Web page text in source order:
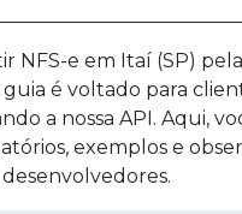
NFS-e em Itaí (SP)
guia é voltado para
a nossa API. Aqui,
exemplos e